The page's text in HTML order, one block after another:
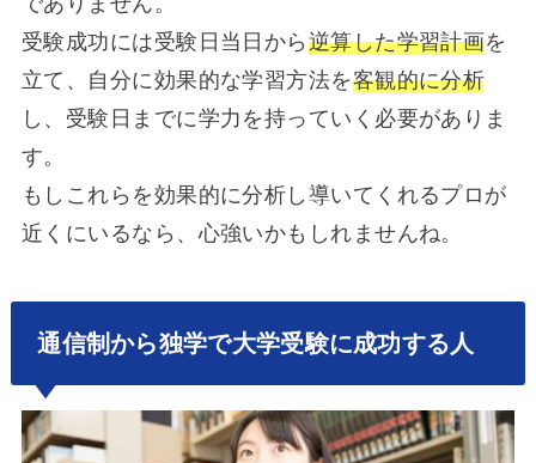
受験成功には受験日当日から 逆算した学習計画を
立て、自分に効果的な学習方法を客観的に分析
し、受験日までに学力を持っていく必要がありま
す。
もしこれらを効果的に分析し導いてくれるプロが
近くにいるなら、心強いかもしれませんね。
通信制から独学で大学受験に成功する人